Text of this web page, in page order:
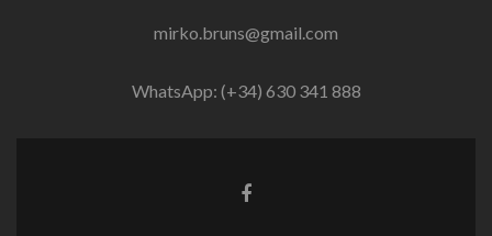
mirko.bruns@gmail.com
WhatsApp: (+34) 630 341 888
Enlace